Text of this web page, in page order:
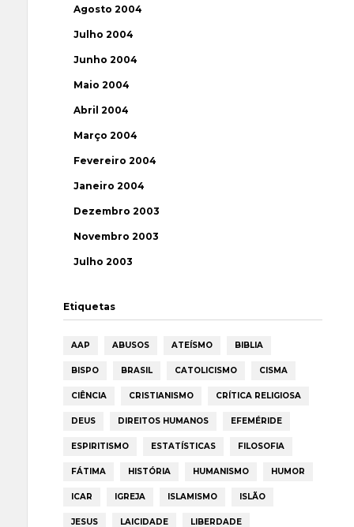
Agosto 2004
Julho 2004
Junho 2004
Maio 2004
Abril 2004
Março 2004
Fevereiro 2004
Janeiro 2004
Dezembro 2003
Novembro 2003
Julho 2003
Etiquetas
AAP ABUSOS ATEÍSMO BIBLIA
BISPO BRASIL CATOLICISMO CISMA
CIÊNCIA CRISTIANISMO CRÍTICA RELIGIOSA
DEUS DIREITOS HUMANOS EFEMÉRIDE
ESPIRITISMO ESTATÍSTICAS FILOSOFIA
FÁTIMA HISTÓRIA HUMANISMO HUMOR
ICAR IGREJA ISLAMISMO ISLÃO
JESUS LAICIDADE LIBERDADE